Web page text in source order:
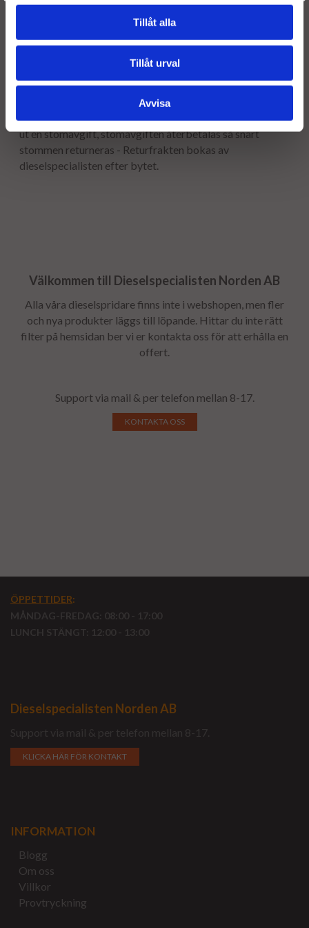
Tillåt alla
Tillåt urval
Avvisa
Leveranstiden normalt ca är 2-5 arbetsdagar.
Garanti:
Som en säkerhet för att få tillbaka er gamla stomme tar vi
ut en stomavgift, stomavgiften återbetalas så snart
stommen returneras - Returfrakten bokas av
dieselspecialisten efter bytet.
Välkommen till Dieselspecialisten Norden AB
Alla våra dieselspridare finns inte i webshopen, men fler
och nya produkter läggs till löpande. Hittar du inte rätt
filter på hemsidan ber vi er kontakta oss för att erhålla en
offert.
Support via mail & per telefon mellan 8-17.
KONTAKTA OSS
ÖPPETTIDER:
MÅNDAG-FREDAG: 08:00 - 17:00
LUNCH STÄNGT: 12:00 - 13:00
Dieselspecialisten Norden AB
Support via mail & per telefon mellan 8-17.
KLICKA HÄR FÖR KONTAKT
INFORMATION
Blogg
Om oss
Villkor
Provtryckning